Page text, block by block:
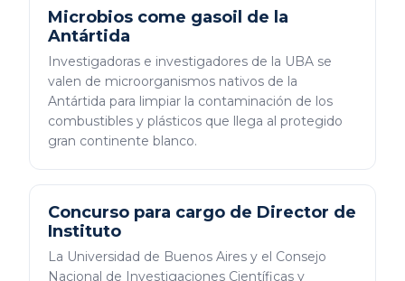
Microbios come gasoil de la
Antártida
Investigadoras e investigadores de la UBA se
valen de microorganismos nativos de la
Antártida para limpiar la contaminación de los
combustibles y plásticos que llega al protegido
gran continente blanco.
Concurso para cargo de Director de
Instituto
La Universidad de Buenos Aires y el Consejo
Nacional de Investigaciones Científicas y